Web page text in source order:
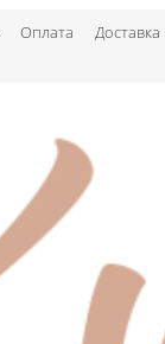
Оплата Доставка